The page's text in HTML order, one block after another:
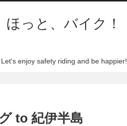
ほっと、バイク！
Let's enjoy safety riding and be happier!
to 紀伊半島